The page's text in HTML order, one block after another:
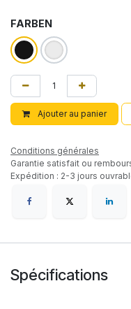
FARBEN
Ajouter au panier
Conditions générales
Garantie satisfait ou
Expédition : 2-3 jours
Spécifications